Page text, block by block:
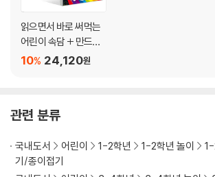
읽으면서 바로 써먹는
어린이 속담 + 만드는
어린이 종이 장난감 세
24,120원
10%
관련 분류
국내도서 어린이 1-2학년 1-2학년 놀이
기/종이접기